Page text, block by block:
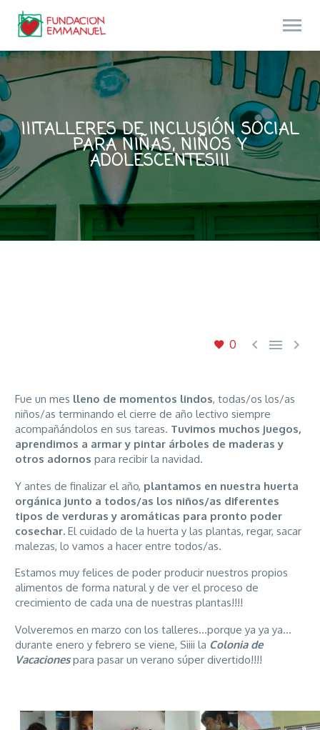
¡¡¡TALLERES DE INCLUSIÓN SOCIAL
PARA NIÑAS, NIÑOS Y
ADOLESCENTES!!!
0   
Fue un mes lleno de momentos lindos, todas/os los/as
niños/as terminando el cierre de año lectivo siempre
acompañándolos en sus tareas. Tuvimos muchos juegos,
aprendimos a armar y pintar árboles de maderas y
otros adornos para recibir la navidad.
Y antes de finalizar el año, plantamos en nuestra huerta
orgánica junto a todos/as los niños/as diferentes
tipos de verduras y aromáticas para pronto poder
cosechar. El cuidado de la huerta y las plantas, regar, sacar
malezas, lo vamos a hacer entre todos/as.
Estamos muy felices de poder producir nuestros propios
alimentos de forma natural y de ver el proceso de
crecimiento de cada una de nuestras plantas!!!!
Volveremos en marzo con los talleres…porque ya ya ya…
durante enero y febrero se viene, Siiii la Colonia de
Vacacionespara pasar un verano súper divertido!!!!